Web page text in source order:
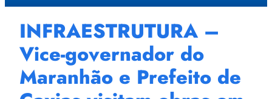
a
INFRAESTRUTURA –
Vice-governador do
Maranhão e Prefeito de